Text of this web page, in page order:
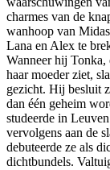
charmes van de
wanhoop van
Lana en Alex te
Wanneer hij
haar moeder ziet,
gezicht. Hij besluit
dan één geheim
studeerde in
vervolgens aan de
debuteerde ze als
dichtbundels.